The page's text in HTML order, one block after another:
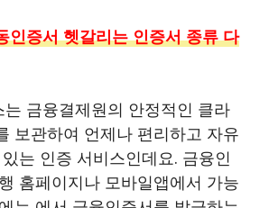
인증서 헷갈리는 인증서 종류 다
금융결제원의 안정적인 클라
보관하여 언제나 편리하고 자유
는 인증 서비스인데요. 금융인
홈페이지나 모바일앱에서 가능